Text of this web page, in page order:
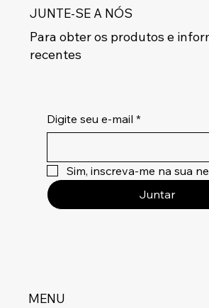
JUNTE-SE A NÓS
Para obter os produtos e
recentes
Digite seu e-mail *
Sim, inscreva-me na sua
Juntar
MENU